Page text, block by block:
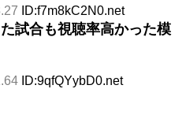
ID:f7m8kC2N0.net
試合も視聴率高かった模
ID:9qfQYybD0.net